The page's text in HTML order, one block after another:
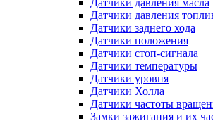
Датчики давления
Датчики заднего хода
Датчики положения
Датчики стоп-сигнала
Датчики температуры
Датчики уровня
Датчики Холла
Датчики частоты
Замки зажигания и их